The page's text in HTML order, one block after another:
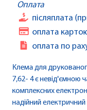
Оплата
післяплата
оплата
оплата по
Клема для
7,62- 4 є невід'ємною
комплексних
надійний електричний